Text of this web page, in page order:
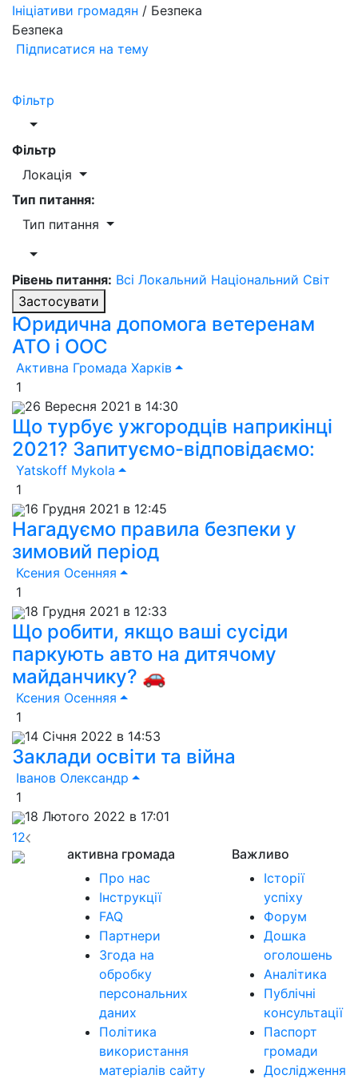
Ініціативи громадян / Безпека
Безпека
Підписатися на тему
Фільтр
Фільтр
Локація
Тип питання:
Тип питання
Рівень питання: Всі Локальний Національний Світ
Застосувати
Юридична допомога ветеренам
АТО і ООС
Активна Громада Харків
1
26 Вересня 2021 в 14:30
Що турбує ужгородців наприкінці
2021? Запитуємо-відповідаємо:
Yatskoff Mykola
1
16 Грудня 2021 в 12:45
Нагадуємо правила безпеки у
зимовий період
Ксения Осенняя
1
18 Грудня 2021 в 12:33
Що робити, якщо ваші сусіди
паркують авто на дитячому
майданчику? 🚗
Ксения Осенняя
1
14 Січня 2022 в 14:53
Заклади освіти та війна
Іванов Олександр
1
18 Лютого 2022 в 17:01
12
активна громада
Про нас
Інструкції
FAQ
Партнери
Згода на
обробку
персональних
даних
Політика
використання
матеріалів сайту
Важливо
Історії
успіху
Форум
Дошка
оголошень
Аналітика
Публічні
консультації
Паспорт
громади
Дослідження